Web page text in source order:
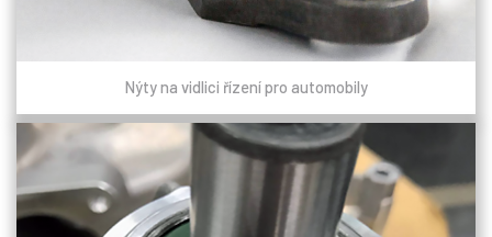
Nýty na vidlici řízení pro automobily